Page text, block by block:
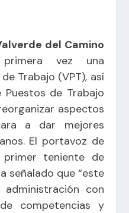
del Camino
vez una
Trabajo (VPT), así
Puestos de Trabajo
aspectos
a dar mejores
El portavoz de
primer teniente de
señalado que “este
con
competencias y